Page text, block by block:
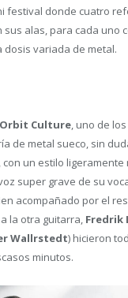
festival donde cuatro
alas, para cada uno
variada de metal.
Orbit Culture, uno de
de metal sueco, sin
un estilo
super grave de su
acompañado por el
a la otra guitarra, Fredrik
Wallrstedt) hicieron
minutos.